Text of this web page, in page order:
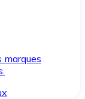
marques